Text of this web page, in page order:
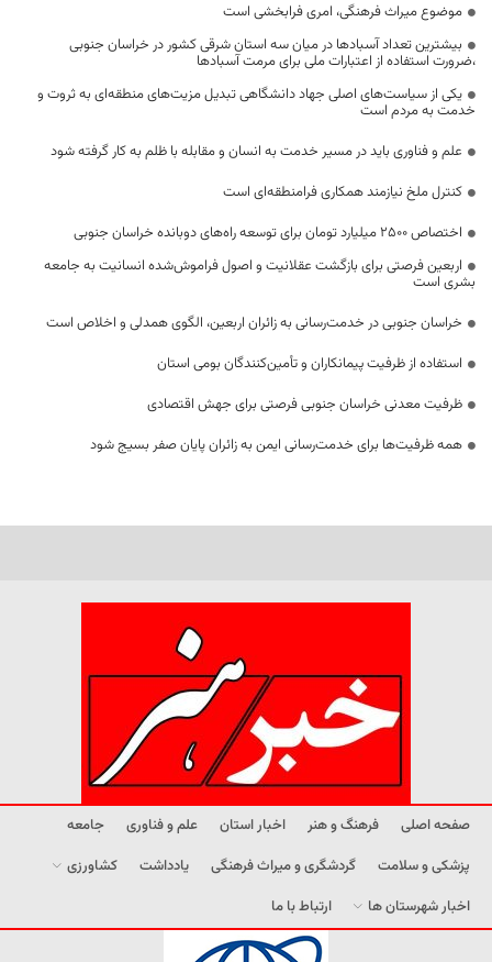
موضوع میراث فرهنگی، امری فرابخشی است
بیشترین تعداد آسبادها در میان سه استان شرقی کشور در خراسان جنوبی
،ضرورت استفاده از اعتبارات ملی برای مرمت آسبادها
یکی از سیاست‌های اصلی جهاد دانشگاهی تبدیل مزیت‌های منطقه‌ای به ثروت و
خدمت به مردم است
علم و فناوری باید در مسیر خدمت به انسان و مقابله با ظلم به کار گرفته شود
کنترل ملخ نیازمند همکاری فرامنطقه‌ای است
اختصاص 2500 میلیارد تومان برای توسعه راه‌های دوبانده خراسان جنوبی
اربعین فرصتی برای بازگشت عقلانیت و اصول فراموش‌شده انسانیت به جامعه
بشری است
خراسان جنوبی در خدمت‌رسانی به زائران اربعین، الگوی همدلی و اخلاص است
استفاده از ظرفیت پیمانکاران و تأمین‌کنندگان بومی استان
ظرفیت معدنی خراسان جنوبی فرصتی برای جهش اقتصادی
همه ظرفیت‌ها برای خدمت‌رسانی ایمن به زائران پایان صفر بسیج شود
صفحه اصلی فرهنگ و هنر اخبار استان علم و فناوری
جامعه
پزشکی و سلامت
گردشگری و میراث فرهنگی یادداشت
کشاورزی
اخبار شهرستان ها
ارتباط با ما